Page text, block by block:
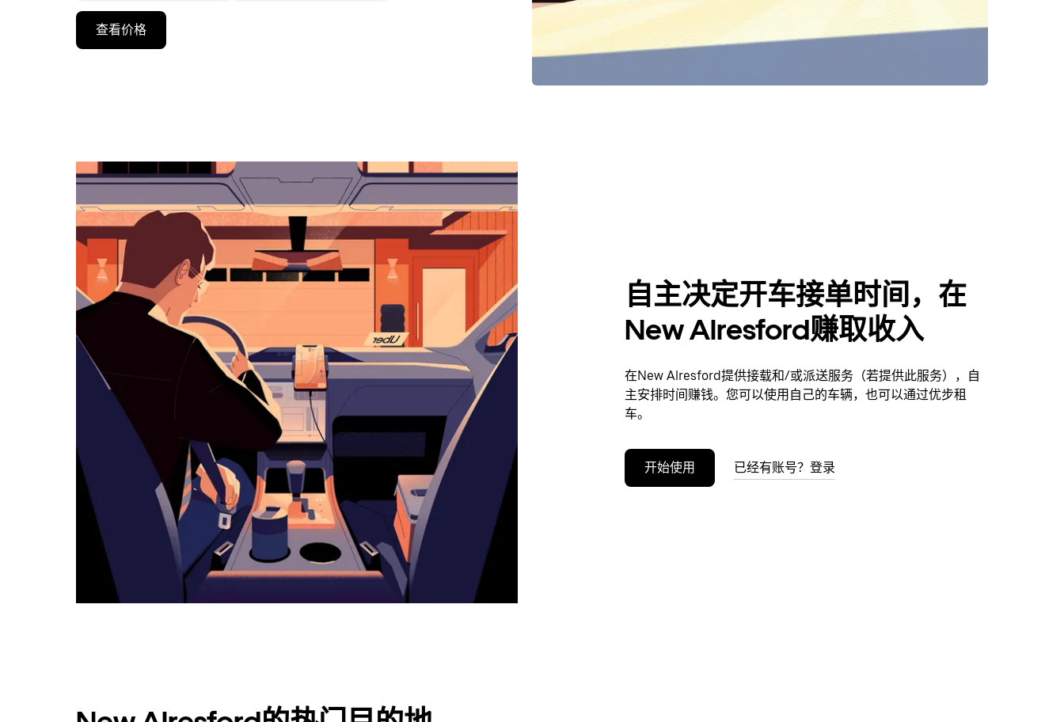
向
览
历
日
期。
退
日
历。
查看价格
自主决定开车接单时间，在
New Alresford赚取收入
在New Alresford提供接载和/或派送服务（若提供此服务），自
主安排时间赚钱。您可以使用自己的车辆，也可以通过优步租
车。
开始使用 已经有账号？登录